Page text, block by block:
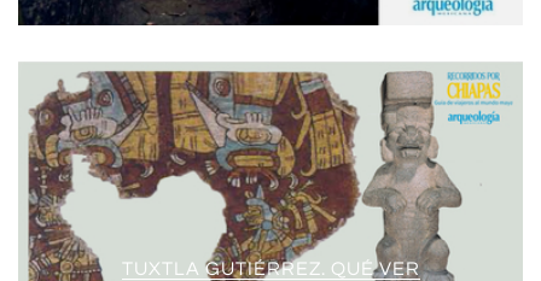
TUXTLA GUTIÉRREZ. QUÉ VER